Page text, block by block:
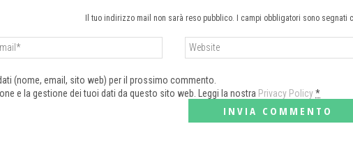
Il tuo indirizzo mail non sarà reso pubblico. I campi obbligatori sono segnati
(nome, email, sito web) per il prossimo commento.
e la gestione dei tuoi dati da questo sito web. Leggi la nostra Privacy Policy*